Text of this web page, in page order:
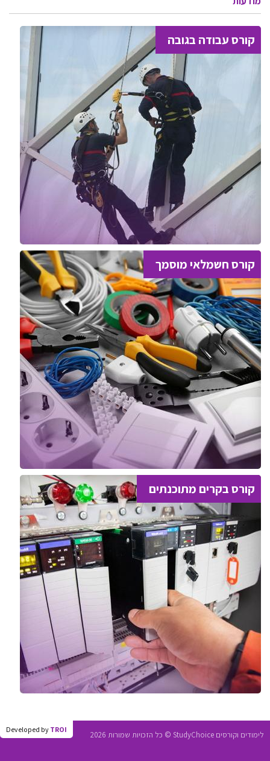
קורס עבודה בגובה
קורס חשמלאי מוסמך
קורס בקרים מתוכנתים
Developed by TROI
לימודים וקורסים StudyChoice © כל הזכויות שמורות 2026